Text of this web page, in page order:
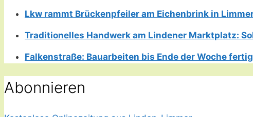
Lkw rammt Brückenpfeiler am Eichenbrink in
Traditionelles Handwerk am Lindener Marktplatz:
Falkenstraße: Bauarbeiten bis Ende der Woche fertig
Abonnieren